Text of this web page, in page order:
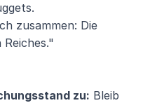
zusammen: Die
zu: Bleib